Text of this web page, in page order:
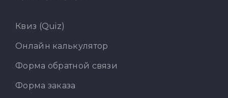
Квиз (Quiz)
Онлайн калькулятор
Форма обратной связи
Форма заказа